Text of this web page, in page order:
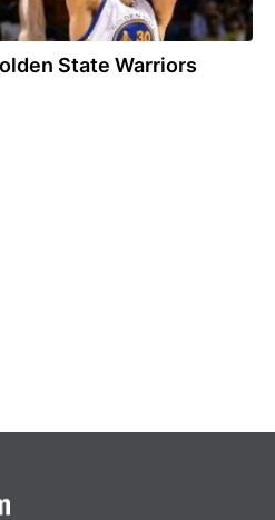
State Warriors